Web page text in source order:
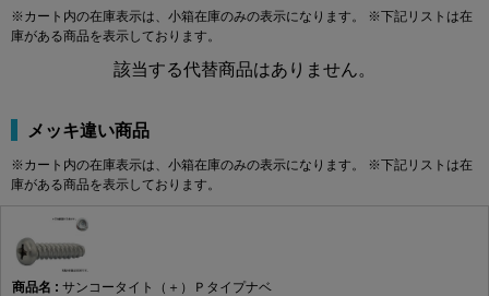
※カート内の在庫表示は、小箱在庫のみの表示になります。 ※下記リストは在
庫がある商品を表示しております。
該当する代替商品はありません。
メッキ違い商品
※カート内の在庫表示は、小箱在庫のみの表示になります。 ※下記リストは在
庫がある商品を表示しております。
サンコータイト（＋）Ｐタイプナベ